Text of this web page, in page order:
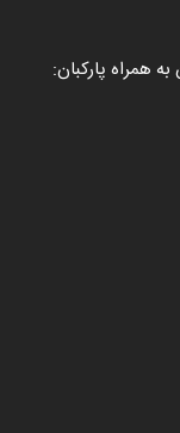
همراه پارکبان: